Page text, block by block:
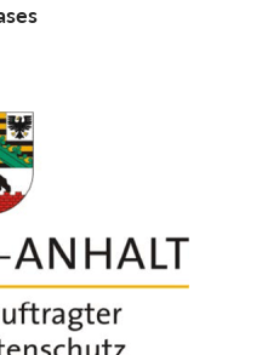
Belépés
Jelentések
Munkalehetőségek
Collective Redress